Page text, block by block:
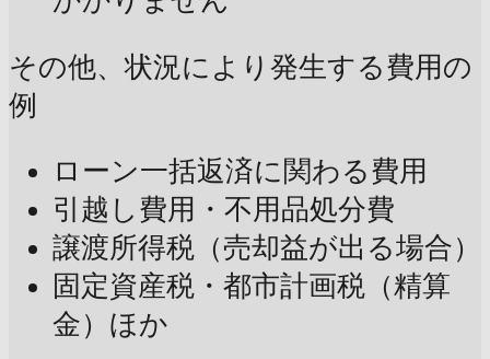
その他、状況により発生する費用の
例
ローン一括返済に関わる費用
引越し費用・不用品処分費
譲渡所得税（売却益が出る場合）
固定資産税・都市計画税（精算
金）ほか